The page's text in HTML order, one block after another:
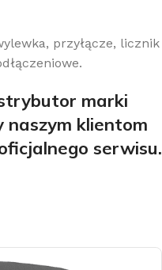
przyłącze, licznik
marki
naszym klientom
serwisu.